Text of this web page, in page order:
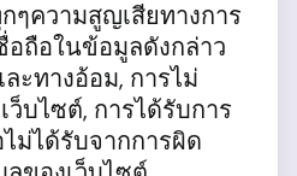
ๆความสูญเสียทางการ
อถือในข้อมูลดังกล่าว
ะทางอ้อม, การไม่
ว็บไซต์, การได้รับการ
ม่ได้รับจากการผิด